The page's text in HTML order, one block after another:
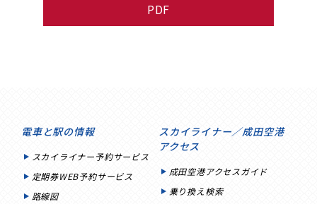
PDF
電車と駅の情報
スカイライナー予約サービス
定期券WEB予約サービス
路線図
スカイライナー／成田空港
アクセス
成田空港アクセスガイド
乗り換え検索